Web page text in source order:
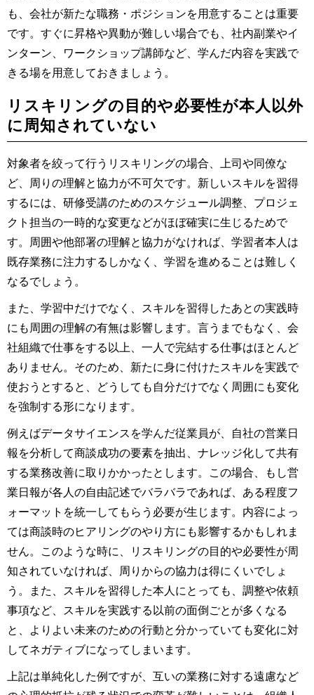
も、会社が新たな職務・ポジションを用意することは重要
です。すぐに昇格や異動が難しい場合でも、社内副業やイ
ンターン、ワークショップ講師など、学んだ内容を実践で
きる場を用意しておきましょう。
リスキリングの目的や必要性が本人以外
に周知されていない
対象者を絞って行うリスキリングの場合、上司や同僚な
ど、周りの理解と協力が不可欠です。新しいスキルを習得
するには、研修受講のためのスケジュール調整、プロジェ
クト担当の一時的な変更などがほぼ確実に生じるためで
す。周囲や他部署の理解と協力がなければ、学習者本人は
既存業務に注力するしかなく、学習を進めることは難しく
なるでしょう。
また、学習中だけでなく、スキルを習得したあとの実践時
にも周囲の理解の有無は影響します。言うまでもなく、会
社組織で仕事をする以上、一人で完結する仕事はほとんど
ありません。そのため、新たに身に付けたスキルを実践で
使おうとすると、どうしても自分だけでなく周囲にも変化
を強制する形になります。
例えばデータサイエンスを学んだ従業員が、自社の営業日
報を分析して商談成功の要素を抽出、ナレッジ化して共有
する業務改善に取りかかったとします。この場合、もし営
業日報が各人の自由記述でバラバラであれば、ある程度フ
ォーマットを統一してもらう必要が生じます。内容によっ
ては商談時のヒアリングのやり方にも影響するかもしれま
せん。このような時に、リスキリングの目的や必要性が周
知されていなければ、周りからの協力は得にくいでしょ
う。また、スキルを習得した本人にとっても、調整や依頼
事項など、スキルを実践する以前の面倒ごとが多くなる
と、よりよい未来のための行動と分かっていても変化に対
してネガティブになってしまいます。
上記は単純化した例ですが、互いの業務に対する遠慮など